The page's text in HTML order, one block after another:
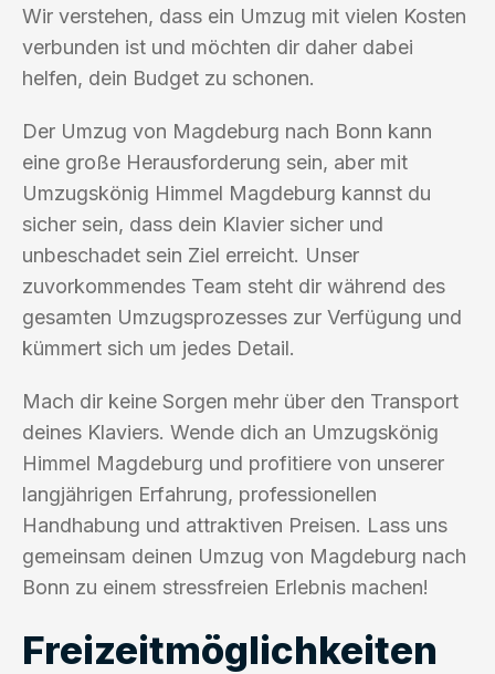
Wir verstehen, dass ein Umzug mit vielen Kosten
verbunden ist und möchten dir daher dabei
helfen, dein Budget zu schonen.
Der Umzug von Magdeburg nach Bonn kann
eine große Herausforderung sein, aber mit
Umzugskönig Himmel Magdeburg kannst du
sicher sein, dass dein Klavier sicher und
unbeschadet sein Ziel erreicht. Unser
zuvorkommendes Team steht dir während des
gesamten Umzugsprozesses zur Verfügung und
kümmert sich um jedes Detail.
Mach dir keine Sorgen mehr über den Transport
deines Klaviers. Wende dich an Umzugskönig
Himmel Magdeburg und profitiere von unserer
langjährigen Erfahrung, professionellen
Handhabung und attraktiven Preisen. Lass uns
gemeinsam deinen Umzug von Magdeburg nach
Bonn zu einem stressfreien Erlebnis machen!
Freizeitmöglichkeiten